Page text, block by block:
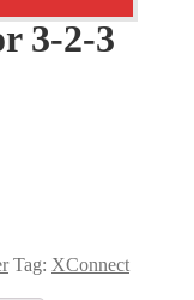
3-2-3
Tag: XConnect